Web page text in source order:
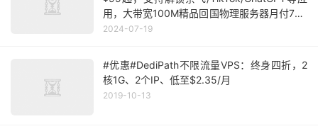
用，大带宽100M精品回国物理服务器月付735
起
2024-07-19
#优惠#DediPath不限流量VPS：终身四折，2
核1G、2个IP、低至$2.35/月
2019-10-13